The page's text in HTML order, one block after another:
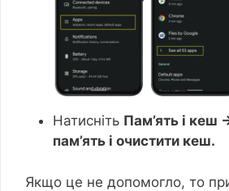
Натисніть Пам’ять і кеш
пам’ять і очистити кеш.
Якщо це не допомогло, то